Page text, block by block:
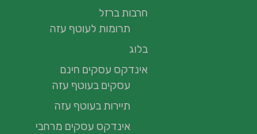
חרבות ברזל
תרומות לעוטף עזה
בלוג
אינדקס עסקים חינם
עסקים בעוטף עזה
תיירות בעוטף עזה
אינדקס עסקים מרחבי